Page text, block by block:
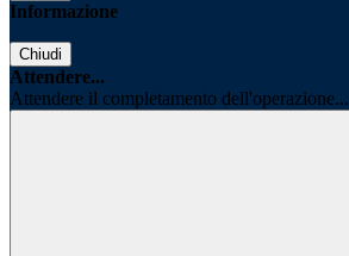
Informazione
Chiudi
Attendere...
Attendere il completamento dell'operazione...